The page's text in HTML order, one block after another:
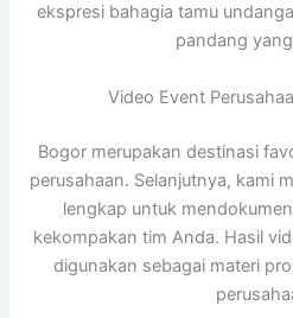
ekspresi bahagia tamu
pandang
Video Event
Bogor merupakan destinasi
perusahaan. Selanjutnya, kami
lengkap untuk
kekompakan tim Anda. Hasil
digunakan sebagai materi